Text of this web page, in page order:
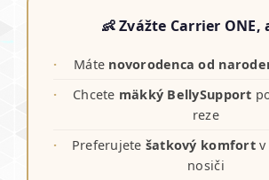
👶 Zvážte Carrier ONE,
Máte novorodenca od
Chcete mäkký BellySupport
reze
Preferujete šatkový komfortv
nosiči